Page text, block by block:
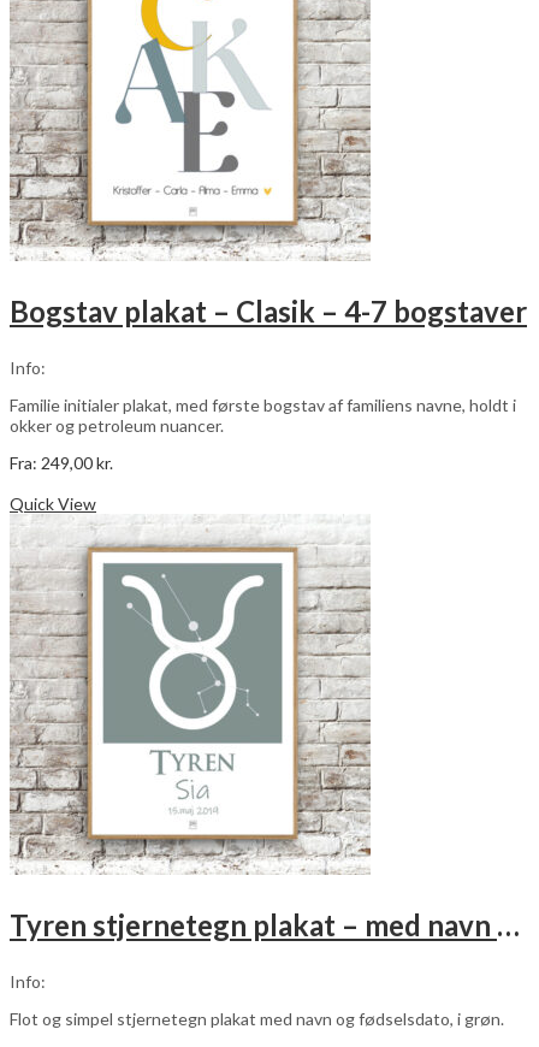
Bogstav plakat – Clasik – 4-7 bogstaver
Info:
Familie initialer plakat, med første bogstav af familiens navne, holdt i
okker og petroleum nuancer.
Fra: 249,00kr.
har
flere
varianter.
Mulighederne
kan
vælges
varesiden
Quick View
Tyren stjernetegn plakat – med navn og fødselsdato – grøn
Info:
Flot og simpel stjernetegn plakat med navn og fødselsdato, i grøn.